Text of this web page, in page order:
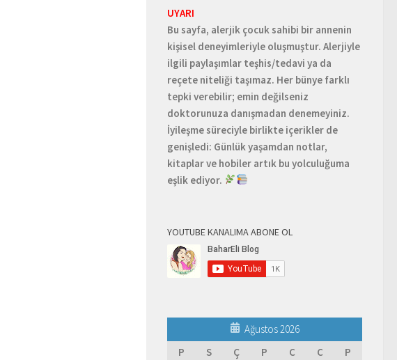
UYARI
Bu sayfa, alerjik çocuk sahibi bir annenin
kişisel deneyimleriyle oluşmuştur. Alerjiyle
ilgili paylaşımlar teşhis/tedavi ya da
reçete niteliği taşımaz. Her bünye farklı
tepki verebilir; emin değilseniz
doktorunuza danışmadan denemeyiniz.
İyileşme süreciyle birlikte içerikler de
genişledi: Günlük yaşamdan notlar,
kitaplar ve hobiler artık bu yolculuğuma
eşlik ediyor.
YOUTUBE KANALIMA ABONE OL
Ağustos 2026
P
S Ç P C C
P